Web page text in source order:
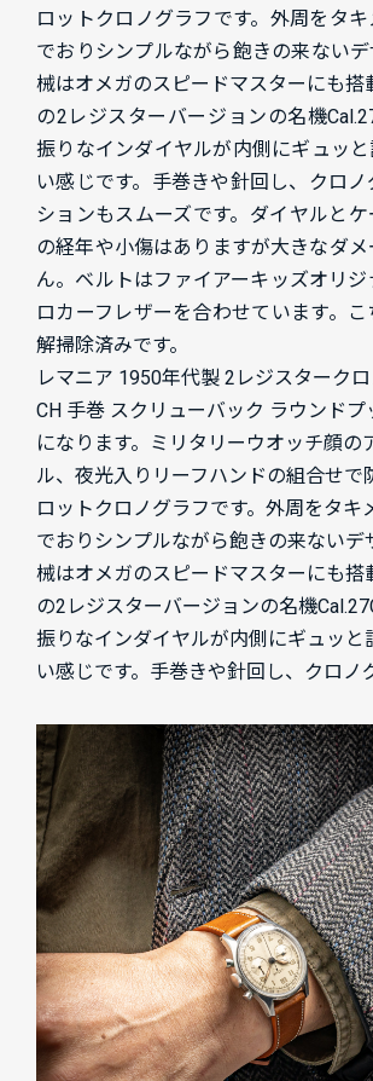
ロットクロノグラフです。 外周をタ
でおりシンプルながら飽きの来ない
械はオメガのスピードマスターにも搭
の2レジスターバージョンの名機
振りなインダイヤルが内側にギュッ
い感じです。手巻きや針回し、クロ
ションもスムーズです。 ダイヤルとケ
の経年や小傷はありますが大きなダ
ん。ベルトはファイアーキッズオリ
ロカーフレザーを合わせています。
解掃除済みです。
レマニア 1950年代製 2レジスターク
CH 手巻 スクリューバック ラウンド
になります。ミリタリーウオッチ顔の
ル、夜光入りリーフハンドの組合せで
ロットクロノグラフです。外周をタキ
でおりシンプルながら飽きの来ないデ
械はオメガのスピードマスターにも搭
の2レジスターバージョンの名機
振りなインダイヤルが内側にギュッと
い感じです。手巻きや針回し、クロノ